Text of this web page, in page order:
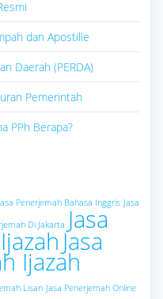
dan Apostille
Daerah (PERDA)
Pemerintah
PPh Berapa?
Penerjemah Bahasa Inggris Jasa
Di Jakarta Jasa
Jasa
Ijazah
Lisan Jasa Penerjemah Online